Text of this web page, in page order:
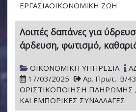
ΕΡΓΑΣΙΑΟΙΚΟΝΟΜΙΚΗ ΖΩΗ
Λοιπές δαπάνες για
άρδευση, φωτισμό,
ΟΙΚΟΝΟΜΙΚΗ ΥΠΗΡΕΣΙΑ
17/03/2025
Αρ. Πρωτ.: Β/
ΟΡΙΣΤΙΚΟΠΟΙΗΣΗ ΠΛΗΡΩΜΗΣ
ΚΑΙ ΕΜΠΟΡΙΚΕΣ ΣΥΝΑΛΛΑΓΕΣ